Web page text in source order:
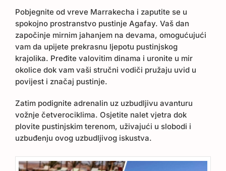
Pobjegnite od vreve Marrakecha i zaputite se u
spokojno prostranstvo pustinje Agafay. Vaš dan
započinje mirnim jahanjem na devama, omogućujući
vam da upijete prekrasnu ljepotu pustinjskog
krajolika. Pređite valovitim dinama i uronite u mir
okolice dok vam vaši stručni vodiči pružaju uvid u
povijest i značaj pustinje.
Zatim podignite adrenalin uz uzbudljivu avanturu
vožnje četverociklima. Osjetite nalet vjetra dok
plovite pustinjskim terenom, uživajući u slobodi i
uzbuđenju ovog uzbudljivog iskustva.